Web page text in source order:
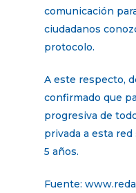
comunicación
ciudadanos
protocolo.
A este respecto,
confirmado que
progresiva de
privada a esta
5 años.
Fuente: